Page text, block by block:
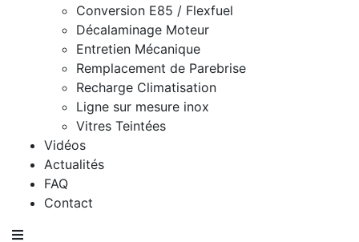
Conversion E85 / Flexfuel
Décalaminage Moteur
Entretien Mécanique
Remplacement de Parebrise
Recharge Climatisation
Ligne sur mesure inox
Vitres Teintées
Vidéos
Actualités
FAQ
Contact